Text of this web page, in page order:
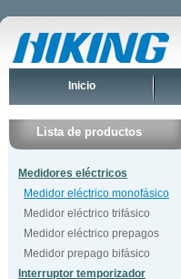
Inicio
Lista de productos
Medidores eléctricos
Medidor eléctrico monofásico
Medidor eléctrico trifásico
Medidor eléctrico prepagos
Medidor prepago bifásico
Interruptor temporizador